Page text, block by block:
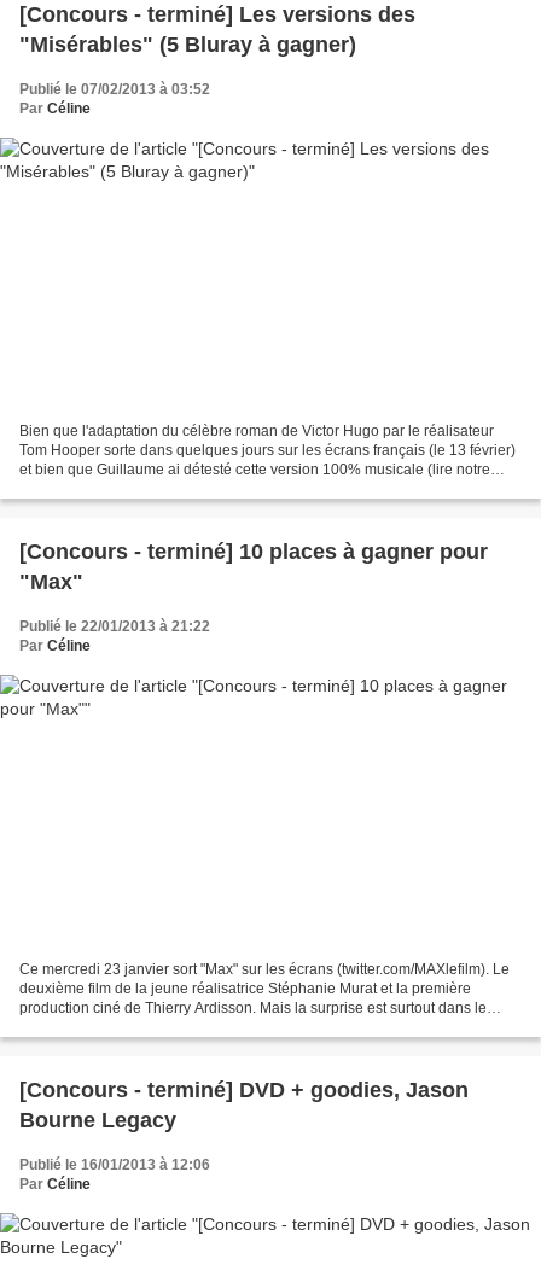
[Concours - terminé] Les versions des
"Misérables" (5 Bluray à gagner)
Publié le 07/02/2013 à 03:52
Par Céline
Bien que l'adaptation du célèbre roman de Victor Hugo par le réalisateur
Tom Hooper sorte dans quelques jours sur les écrans français (le 13 février)
et bien que Guillaume ai détesté cette version 100% musicale (lire notre
[Concours - terminé] 10 places à gagner pour
"Max"
Publié le 22/01/2013 à 21:22
Par Céline
Ce mercredi 23 janvier sort "Max" sur les écrans (twitter.com/MAXlefilm). Le
deuxième film de la jeune réalisatrice Stéphanie Murat et la première
production ciné de Thierry Ardisson. Mais la surprise est surtout dans le
[Concours - terminé] DVD + goodies, Jason
Bourne Legacy
Publié le 16/01/2013 à 12:06
Par Céline